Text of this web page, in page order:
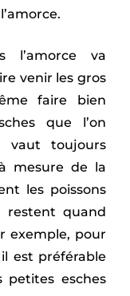
l’amorce va
venir les gros
faire bien
que l’on
vaut toujours
mesure de la
les poissons
restent quand
exemple, pour
est préférable
petites esches